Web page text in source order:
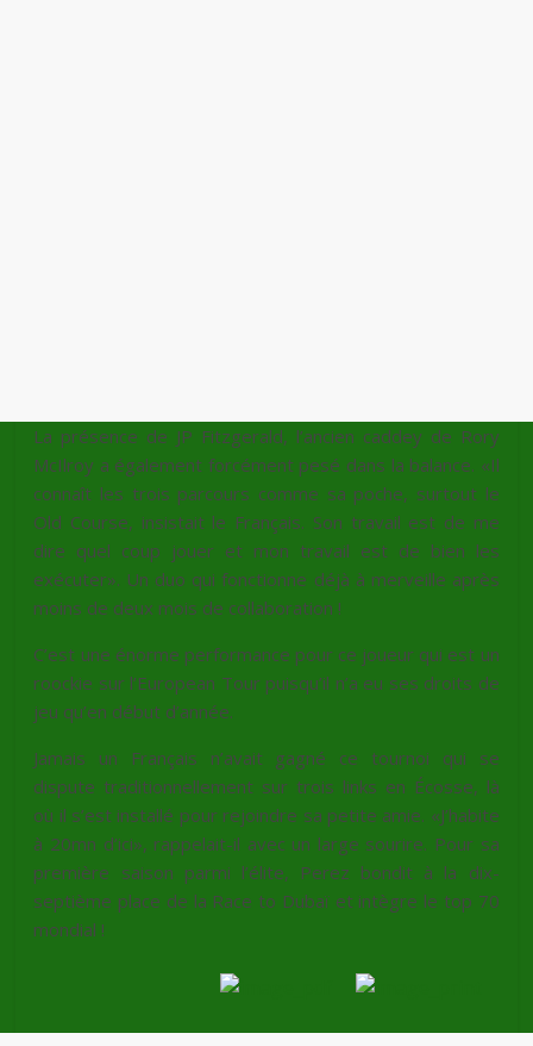
La présence de JP Fitzgerald, l’ancien caddey de Rory
McIlroy a également forcément pesé dans la balance. «Il
connaît les trois parcours comme sa poche, surtout le
Old Course, insistait le Français. Son travail est de me
dire quel coup jouer et mon travail est de bien les
exécuter». Un duo qui fonctionne déjà à merveille après
moins de deux mois de collaboration !
C’est une énorme performance pour ce joueur qui est un
roockie sur l’European Tour puisqu’il n’a eu ses droits de
jeu qu’en début d’année.
Jamais un Français n’avait gagné ce tournoi qui se
dispute traditionnellement sur trois links en Écosse, là
où il s’est installé pour rejoindre sa petite amie. «J’habite
à 20mn d’ici», rappelait-il avec un large sourire. Pour sa
première saison parmi l’élite, Perez bondit à la dix-
septième place de la Race to Dubaï et intègre le top 70
mondial !